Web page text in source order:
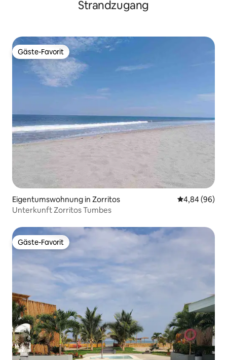
Strandzugang
Gäste-Favorit
Gäste-Favorit
Eigentumswohnung in Zorritos
4,84 (96)
Unterkunft Zorritos Tumbes
Gäste-Favorit
Gäste-Favorit